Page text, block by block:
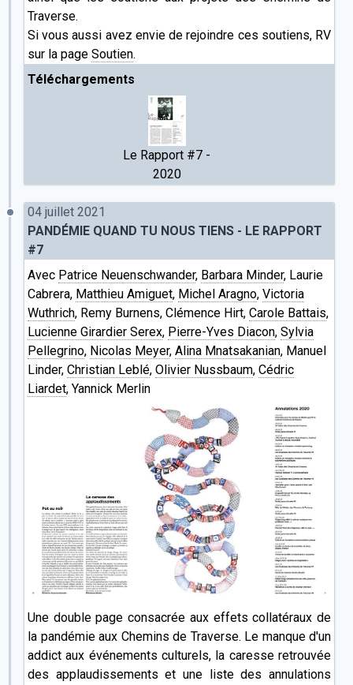
Traverse.
Si vous aussi avez envie de rejoindre ces soutiens, RV
sur la page Soutien.
Téléchargements
Le Rapport #7 -
2020
04 juillet 2021
PANDÉMIE QUAND TU NOUS TIENS - LE RAPPORT
#7
Avec Patrice Neuenschwander, Barbara Minder, Laurie
Cabrera, Matthieu Amiguet, Michel Aragno, Victoria
Wuthrich, Remy Burnens, Clémence Hirt, Carole Battais,
Lucienne Girardier Serex, Pierre-Yves Diacon, Sylvia
Pellegrino, Nicolas Meyer, Alina Mnatsakanian, Manuel
Linder, Christian Leblé, Olivier Nussbaum, Cédric
Liardet, Yannick Merlin
Une double page consacrée aux effets collatéraux de
la pandémie aux Chemins de Traverse. Le manque d'un
addict aux événements culturels, la caresse retrouvée
des applaudissements et une liste des annulations